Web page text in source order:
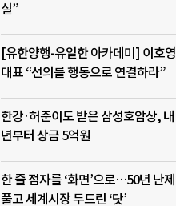
실”
[유한양행-유일한 아카데미] 이호영
대표 “선의를 행동으로 연결하라”
한강·허준이도 받은 삼성호암상, 내
년부터 상금 5억원
한 줄 점자를 ‘화면’으로…50년 난제
풀고 세계시장 두드린 ‘닷’